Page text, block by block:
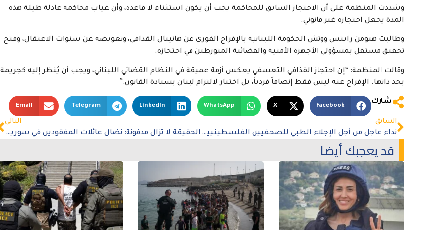
وشددت المنظمة على أن الاحتجاز السابق للمحاكمة يجب أن يكون استثناء لا قاعدة، وأن غياب محاكمة عادلة طيلة هذه
المدة يجعل احتجازه غير قانوني.
وطالبت هيومن رايتس ووتش الحكومة اللبنانية بالإفراج الفوري عن هانيبال القذافي، وتعويضه عن سنوات الاعتقال، وفتح
تحقيق مستقل بمسؤولي الأجهزة الأمنية والقضائية المتورطين في احتجازه.
وقالت المنظمة: “إن احتجاز القذافي التعسفي يعكس أزمة عميقة في النظام القضائي اللبناني، ويجب أن يُنظر إليه كجريمة
بحد ذاتها. الإفراج عنه ليس فقط إنصافاً فردياً، بل اختبار لالتزام لبنان بسيادة القانون.”
شارك
Facebook
X
WhatsApp
LinkedIn
Telegram
Email
السابق
نداء عاجل من أجل الإجلاء الطبي للصحفيين الفلسطينيين المصابين في غزة
التالي
الحقيقة لا تزال مدفونة: نضال عائلات المفقودين في سوريا بعد سقوط الأسد
قد يعجبك أيضاً